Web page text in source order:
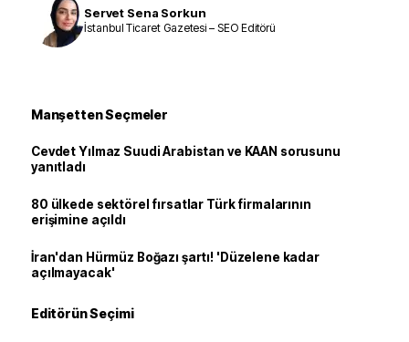
Servet Sena Sorkun
İstanbul Ticaret Gazetesi – SEO Editörü
Manşetten Seçmeler
Cevdet Yılmaz Suudi Arabistan ve KAAN sorusunu
yanıtladı
80 ülkede sektörel fırsatlar Türk firmalarının
erişimine açıldı
İran'dan Hürmüz Boğazı şartı! 'Düzelene kadar
açılmayacak'
Editörün Seçimi